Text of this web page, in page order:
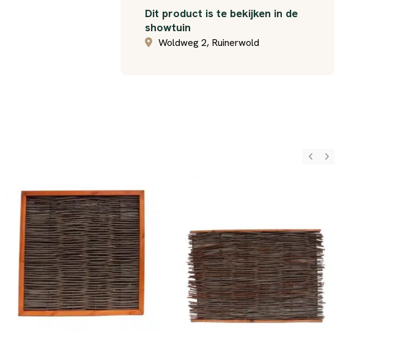
Dit product is te bekijken in de
showtuin
Woldweg 2, Ruinerwold